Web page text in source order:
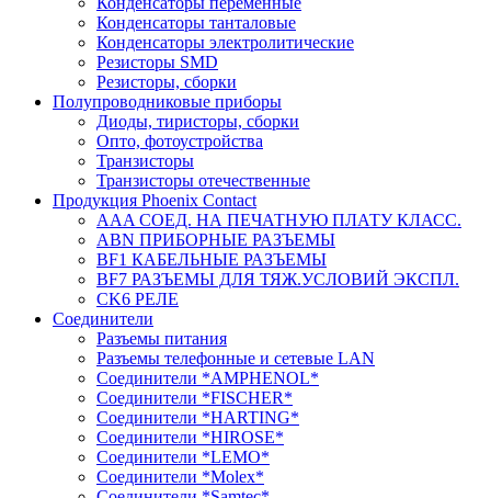
Конденсаторы танталовые
Конденсаторы электролитические
Резисторы SMD
Резисторы, сборки
Полупроводниковые приборы
Диоды, тиристоры, сборки
Опто, фотоустройства
Транзисторы
Транзисторы отечественные
Продукция Phoenix Contact
AAA СОЕД. НА ПЕЧАТНУЮ ПЛАТУ КЛАСС.
ABN ПРИБОРНЫЕ РАЗЪЕМЫ
BF1 КАБЕЛЬНЫЕ РАЗЪЕМЫ
BF7 РАЗЪЕМЫ ДЛЯ ТЯЖ.УСЛОВИЙ ЭКСПЛ.
CK6 РЕЛЕ
Соединители
Разъемы питания
Разъемы телефонные и сетевые LAN
Соединители *AMPHENOL*
Соединители *FISCHER*
Соединители *HARTING*
Соединители *HIROSE*
Соединители *LEMO*
Соединители *Molex*